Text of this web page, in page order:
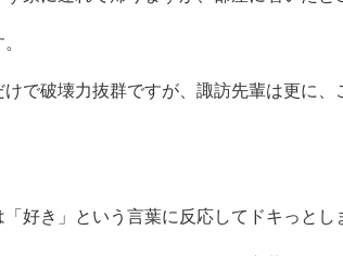
で破壊力抜群ですが、諏訪先輩は更に、
好き」という言葉に反応してドキっとし